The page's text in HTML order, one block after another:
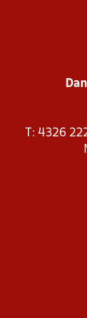
T: 4326